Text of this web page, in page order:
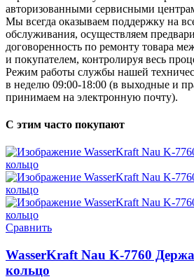
авторизованными сервисными
Мы всегда оказываем поддержку на
обслуживания, осуществляем
договоренность по ремонту товара
и покупателем, контролируя весь
Режим работы службы нашей
в неделю 09:00-18:00 (в выходные и
принимаем на электронную почту).
С этим часто покупают
Сравнить
WasserKraft Nau K-7760
кольцо